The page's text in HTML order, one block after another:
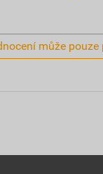
může